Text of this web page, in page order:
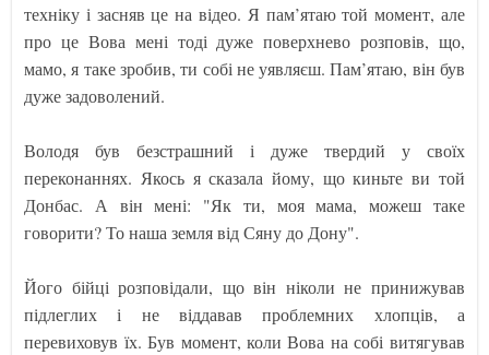
техніку і засняв це на відео. Я пам’ятаю той момент, але
про це Вова мені тоді дуже поверхнево розповів, що,
мамо, я таке зробив, ти собі не уявляєш. Пам’ятаю, він був
дуже задоволений.
Володя був безстрашний і дуже твердий у своїх
переконаннях. Якось я сказала йому, що киньте ви той
Донбас. А він мені: "Як ти, моя мама, можеш таке
говорити? То наша земля від Сяну до Дону".
Його бійці розповідали, що він ніколи не принижував
підлеглих і не віддавав проблемних хлопців, а
перевиховув їх. Був момент, коли Вова на собі витягував